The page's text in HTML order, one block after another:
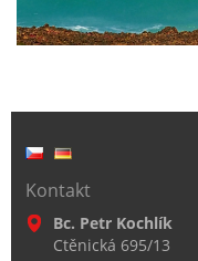
Kontakt
Bc. Petr Kochlík
Ctěnická 695/13